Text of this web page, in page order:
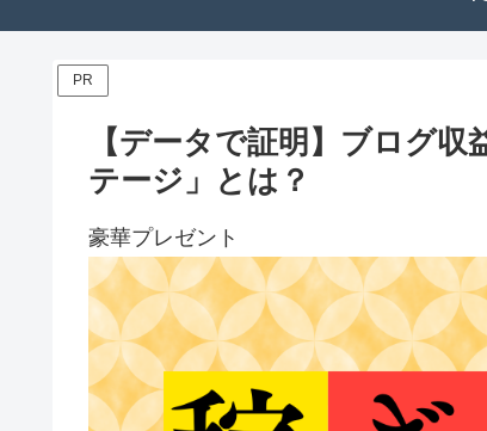
PR
【データで証明】ブログ
テージ」とは？
豪華プレゼント